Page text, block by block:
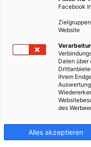
Facebook
Website
Daten über
ihrem
des
Alles akzeptieren